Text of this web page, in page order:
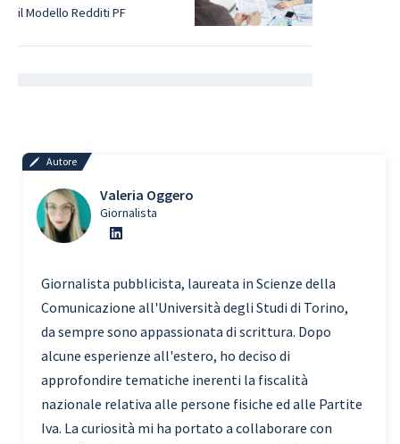
il Modello Redditi PF
Autore
Valeria Oggero
Giornalista
Giornalista pubblicista, laureata in Scienze della
Comunicazione all'Università degli Studi di Torino,
da sempre sono appassionata di scrittura. Dopo
alcune esperienze all'estero, ho deciso di
approfondire tematiche inerenti la fiscalità
nazionale relativa alle persone fisiche ed alle Partite
Iva. La curiosità mi ha portato a collaborare con